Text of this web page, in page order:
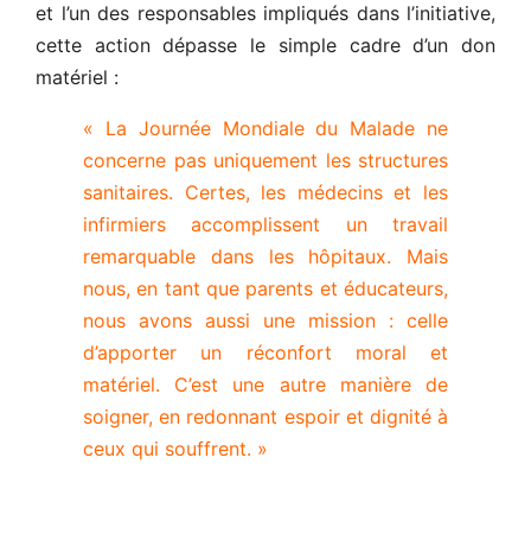
et l’un des responsables impliqués dans l’initiative,
cette action dépasse le simple cadre d’un don
matériel :
« La Journée Mondiale du Malade ne
concerne pas uniquement les structures
sanitaires. Certes, les médecins et les
infirmiers accomplissent un travail
remarquable dans les hôpitaux. Mais
nous, en tant que parents et éducateurs,
nous avons aussi une mission : celle
d’apporter un réconfort moral et
matériel. C’est une autre manière de
soigner, en redonnant espoir et dignité à
ceux qui souffrent. »